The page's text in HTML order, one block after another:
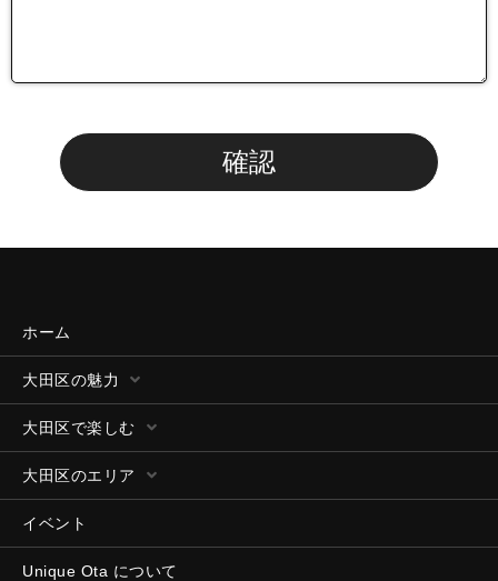
ホーム
大田区の魅力
大田区で楽しむ
大田区のエリア
イベント
Unique Ota について